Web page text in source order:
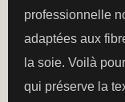
professionnelle
adaptées aux
la soie. Voilà
qui préserve la